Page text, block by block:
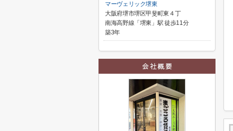
マーヴェリック堺東
大阪府堺市堺区甲斐町東４丁
南海高野線「堺東」駅 徒歩11分
築3年